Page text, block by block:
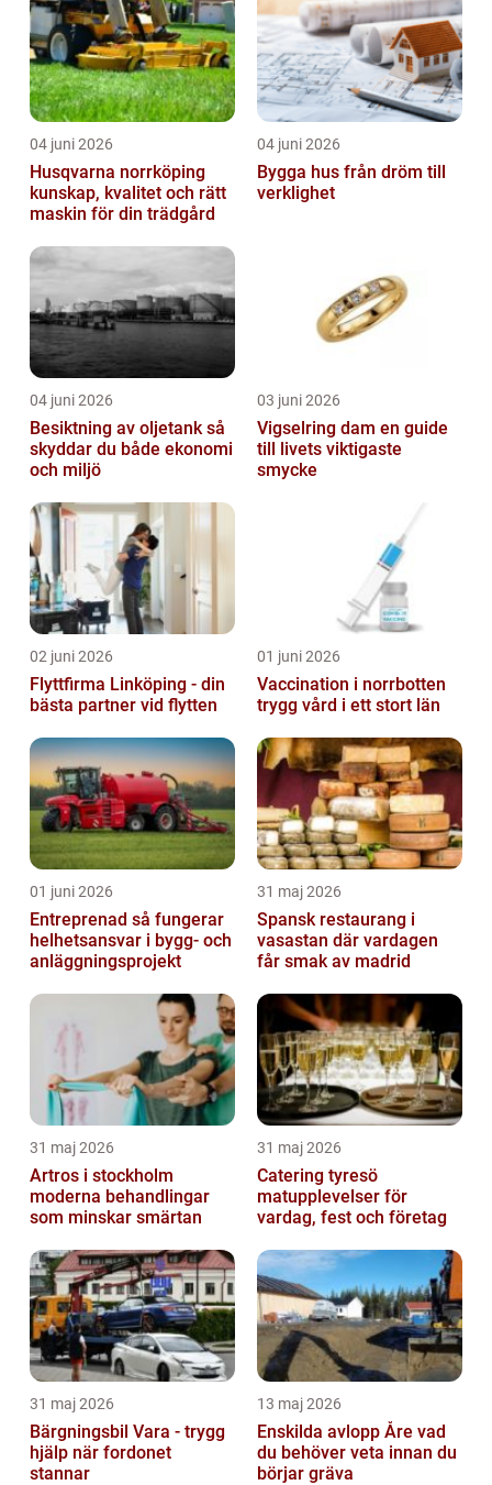
04 juni 2026
Husqvarna norrköping
kunskap, kvalitet och rätt
maskin för din trädgård
04 juni 2026
Bygga hus från dröm till
verklighet
04 juni 2026
Besiktning av oljetank så
skyddar du både ekonomi
och miljö
03 juni 2026
Vigselring dam en guide
till livets viktigaste
smycke
02 juni 2026
Flyttfirma Linköping - din
bästa partner vid flytten
01 juni 2026
Vaccination i norrbotten
trygg vård i ett stort län
01 juni 2026
Entreprenad så fungerar
helhetsansvar i bygg- och
anläggningsprojekt
31 maj 2026
Spansk restaurang i
vasastan där vardagen
får smak av madrid
31 maj 2026
Artros i stockholm
moderna behandlingar
som minskar smärtan
31 maj 2026
Catering tyresö
matupplevelser för
vardag, fest och företag
31 maj 2026
Bärgningsbil Vara - trygg
hjälp när fordonet
stannar
13 maj 2026
Enskilda avlopp Åre vad
du behöver veta innan du
börjar gräva